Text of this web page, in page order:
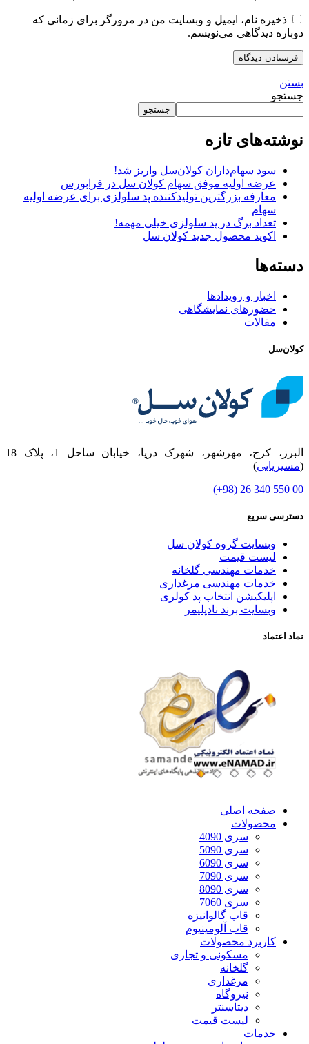
ذخیره نام، ایمیل و وبسایت من در مرورگر برای زمانی که
دوباره دیدگاهی می‌نویسم.
بستن
جستجو
جستجو
نوشته‌های تازه
سود سهام‌داران کولان‌سل واریز شد!
عرضه اولیه موفق سهام کولان سل در فرابورس
معارفه بزرگترین تولیدکننده پد سلولزی برای عرضه اولیه
سهام
تعداد برگ در پد سلولزی خیلی مهمه!
اکوپد محصول جدید کولان‌ سل
دسته‌ها
اخبار و رویدادها
حضورهای نمایشگاهی
مقالات
کولان‌سل
البرز، کرج، مهرشهر، شهرک دریا، خیابان ساحل 1، پلاک 18
(مسیریابی)
00 550 340 26 (98+)
دسترسی سریع
وبسایت گروه کولان سل
لیست قیمت
خدمات مهندسی گلخانه
خدمات مهندسی مرغداری
اپلیکیشن انتخاب پد کولری
وبسایت برند نادپلیمر
نماد اعتماد
صفحه اصلی
محصولات
سری 4090
سری 5090
سری 6090
سری 7090
سری 8090
سری 7060
قاب گالوانیزه
قاب آلومینیوم
کاربرد محصولات
مسکونی و تجاری
گلخانه
مرغداری
نیروگاه
دیتاسنتر
لیست قیمت
خدمات